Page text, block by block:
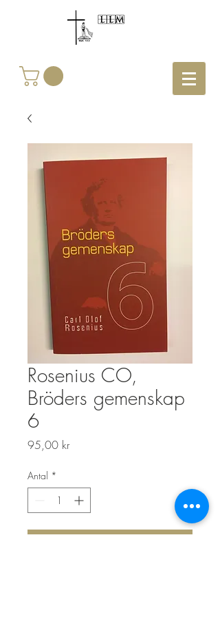
Rosenius CO,
Bröders gemenskap
6
95,00 krPris
Antal *